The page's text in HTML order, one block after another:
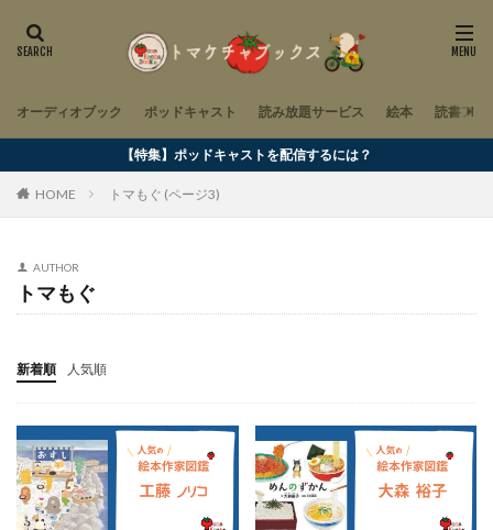
オーディオブック ポッドキャスト 読み放題サービス 絵本 読書アイ
【特集】ポッドキャストを配信するには？
HOME トマもぐ (ページ3)
AUTHOR
トマもぐ
新着順 人気順